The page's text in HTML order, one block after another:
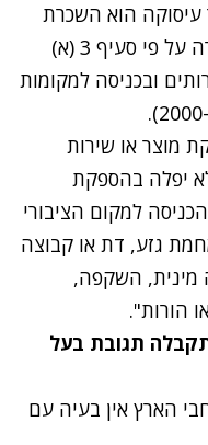
הוא השכרת
דירות, ניתן לטעון להפליה, האסורה על פי סעיף 3 (א)
ובכניסה למקומות
מוצר או שירות
יפלה בהספקת
למקום הציבורי
גזע, דת או קבוצה
מינית, השקפה,
הורות".
תגובת בעל
הארץ אין בעיה עם